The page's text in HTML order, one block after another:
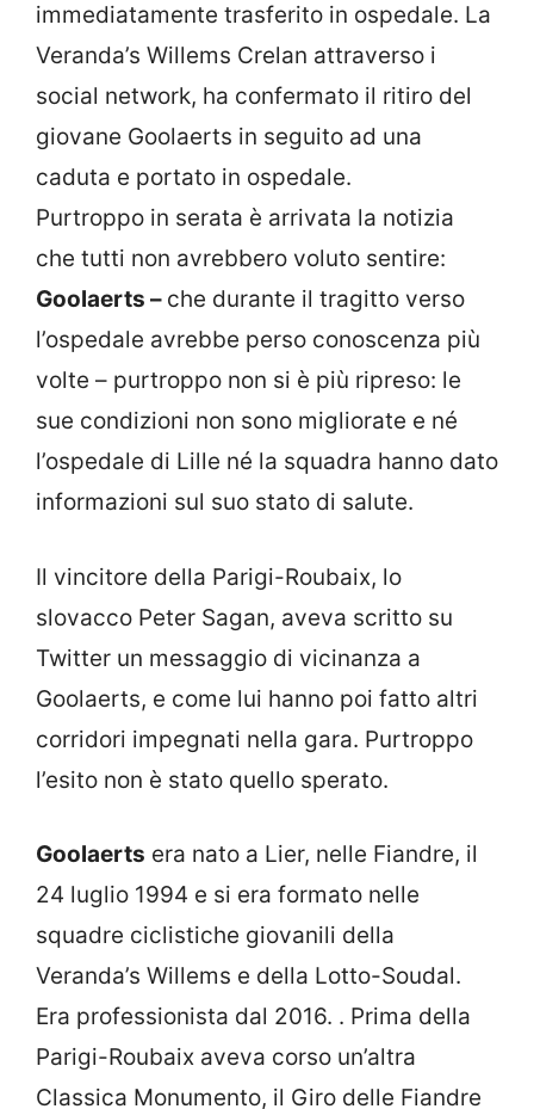
immediatamente trasferito in ospedale. La
Veranda’s Willems Crelan attraverso i
social network, ha confermato il ritiro del
giovane Goolaerts in seguito ad una
caduta e portato in ospedale.
Purtroppo in serata è arrivata la notizia
che tutti non avrebbero voluto sentire:
Goolaerts – che durante il tragitto verso
l’ospedale avrebbe perso conoscenza più
volte – purtroppo non si è più ripreso: le
sue condizioni non sono migliorate e né
l’ospedale di Lille né la squadra hanno dato
informazioni sul suo stato di salute.
Il vincitore della Parigi-Roubaix, lo
slovacco Peter Sagan, aveva scritto su
Twitter un messaggio di vicinanza a
Goolaerts, e come lui hanno poi fatto altri
corridori impegnati nella gara. Purtroppo
l’esito non è stato quello sperato.
Goolaerts era nato a Lier, nelle Fiandre, il
24 luglio 1994 e si era formato nelle
squadre ciclistiche giovanili della
Veranda’s Willems e della Lotto-Soudal.
Era professionista dal 2016. . Prima della
Parigi-Roubaix aveva corso un’altra
Classica Monumento, il Giro delle Fiandre